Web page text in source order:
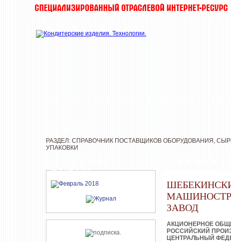
ЖУРНАЛА
РАЗДЕЛ: СПРАВОЧНИК ПОСТАВЩИКОВ ОБОРУДОВАНИЯ,
УПАКОВКИ
ЗАВОД
АКЦИОНЕРНОЕ
РОССИЙСКИЙ
ЦЕНТРАЛЬНЫЙ